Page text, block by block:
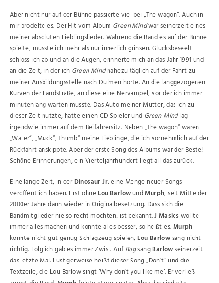
Aber nicht nur auf der Bühne passierte viel bei „The wagon“. Auch in
mir brodelte es. Der Hit vom Album Green Mindwar seinerzeit eines
meiner absoluten Lieblingslieder. Während die Band es auf der Bühne
spielte, musste ich mehr als nur innerlich grinsen. Glücksbeseelt
schloss ich ab und an die Augen, erinnerte mich an das Jahr 1991 und
an die Zeit, in der ich Green Mindnahezu täglich auf der Fahrt zu
meiner Ausbildungsstelle nach Dülmen hörte. An die langgezogenen
Kurven der Landstraße, an diese eine Nervampel, vor der ich immer
minutenlang warten musste. Das Auto meiner Mutter, das ich zu
dieser Zeit nutzte, hatte einen CD Spieler und Green Mindlag
irgendwie immer auf dem Beifahrersitz. Neben „The wagon“ waren
„Water“, „Muck“, Thumb“ meine Lieblinge, die ich vornehmlich auf der
Rückfahrt anskippte. Aber der erste Song des Albums war der Beste!
Schöne Erinnerungen, ein Vierteljahrhundert liegt all das zurück.
Eine lange Zeit, in der Dinosaur Jr.eine Menge neuer Songs
veröffentlich haben. Erst ohneLou Barlow undMurph, seit Mitte der
2000er Jahre dann wieder in Originalbesetzung. Dass sich die
Bandmitglieder nie so recht mochten, ist bekannt.J Masics wollte
immer alles machen und konnte alles besser, so heißt es.Murph
konnte nicht gut genug Schlagzeug spielen, Lou Barlowsang nicht
richtig. Folglich gab es immer Zwist. Auf BugsangBarlowseinerzeit
das letzte Mal. Lustigerweise heißt dieser Song „Don’t“ und die
Textzeile, die Lou Barlow singt ‘Why don’t you like me‘. Er verließ